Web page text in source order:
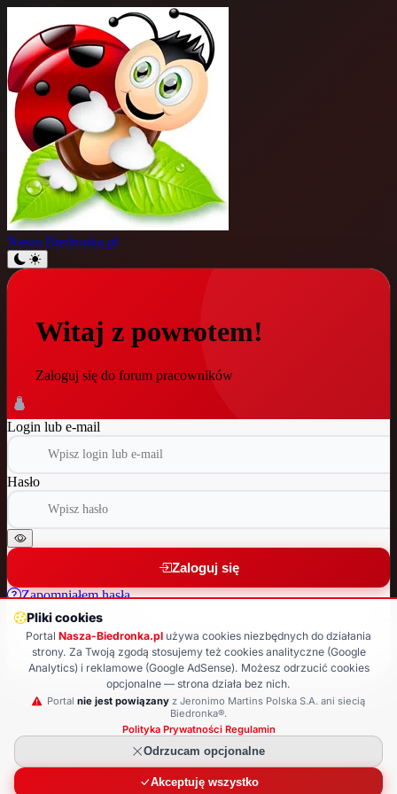
Nasza Biedronka.pl
Witaj z powrotem!
Zaloguj się do forum pracowników
Login lub e-mail
Hasło
Zaloguj się
Zapomniałem hasła
Nie masz jeszcze konta?
Załóż nowe konto
Wróć do strony głównej
© 2025 Nasza-Biedronka.pl · Strona nieoficjalna
Pliki cookies
Portal Nasza-Biedronka.pl używa cookies niezbędnych do działania
strony. Za Twoją zgodą stosujemy też cookies analityczne (Google
Analytics) i reklamowe (Google AdSense). Możesz odrzucić cookies
opcjonalne — strona działa bez nich.
Portal nie jest powiązanyz Jeronimo Martins Polska S.A. ani siecią
Biedronka®.
Polityka Prywatności· Regulamin
Odrzucam opcjonalne
Akceptuję wszystko